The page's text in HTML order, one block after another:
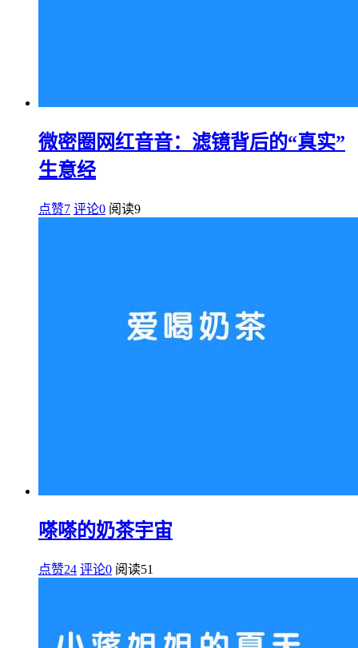
微密圈网红音音：滤镜背后的“真实”
生意经
点赞7 评论0 阅读9
嗏嗏的奶茶宇宙
点赞24 评论0 阅读51